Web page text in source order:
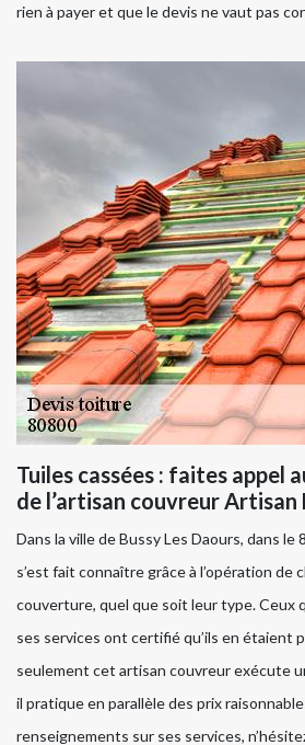
rien à payer et que le devis ne vaut pas
Tuiles cassées : faites appel
de l’artisan couvreur Artisan
Dans la ville de Bussy Les Daours, dans
s’est fait connaître grâce à l’opération de
couverture, quel que soit leur type. Ceux
ses services ont certifié qu’ils en étaient
seulement cet artisan couvreur exécute
il pratique en parallèle des prix
renseignements sur ses services,